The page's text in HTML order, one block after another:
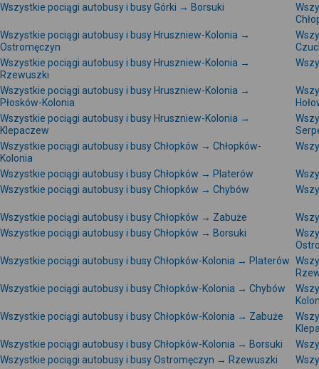
Wszystkie pociągi autobusy i busy Górki → Borsuki
Wszystkie pociągi autobusy i busy Hruszniew-Kolonia →
Ostromęczyn
Wszystkie pociągi autobusy i busy Hruszniew-Kolonia →
Rzewuszki
Wszystkie pociągi autobusy i busy Hruszniew-Kolonia →
Płosków-Kolonia
Wszystkie pociągi autobusy i busy Hruszniew-Kolonia →
Klepaczew
Wszystkie pociągi autobusy i busy Chłopków → Chłopków-
Kolonia
Wszystkie pociągi autobusy i busy Chłopków → Platerów
Wszystkie pociągi autobusy i busy Chłopków → Chybów
Wszystkie pociągi autobusy i busy Chłopków → Zabuże
Wszystkie pociągi autobusy i busy Chłopków → Borsuki
Wszystkie pociągi autobusy i busy Chłopków-Kolonia → Platerów
Wszystkie pociągi autobusy i busy Chłopków-Kolonia → Chybów
Wszystkie pociągi autobusy i busy Chłopków-Kolonia → Zabuże
Wszystkie pociągi autobusy i busy Chłopków-Kolonia → Borsuki
Wszystkie pociągi autobusy i busy Ostromęczyn → Rzewuszki